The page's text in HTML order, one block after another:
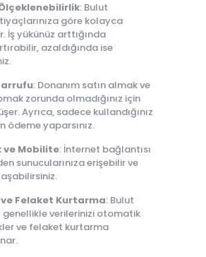
: Bulut
göre kolayca
İş yükünüz arttığında
azaldığında ise
: Donanım satın almak ve
zorunda olmadığınız için
Ayrıca, sadece kullandığınız
ödeme yaparsınız.
ve Mobilite: İnternet bağlantısı
sunucularınıza erişebilir ve
Felaket Kurtarma: Bulut
genellikle verilerinizi otomatik
ve felaket kurtarma